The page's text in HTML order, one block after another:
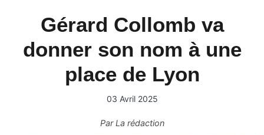
Gérard Collomb va
donner son nom à une
place de Lyon
03 Avril 2025
ParLa rédaction